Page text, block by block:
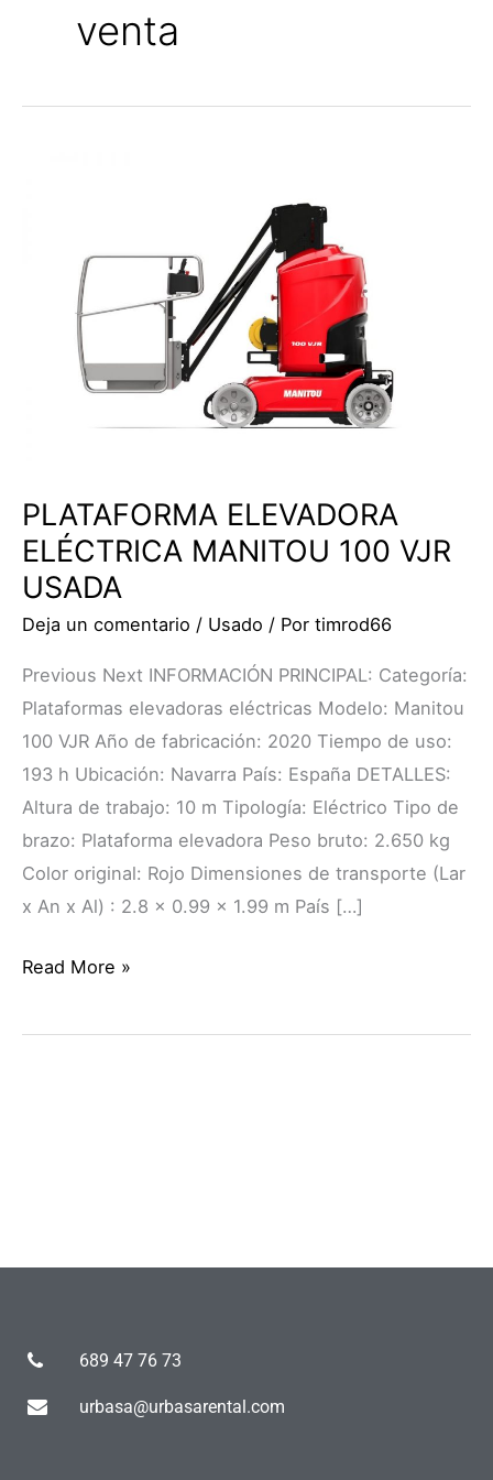
venta
PLATAFORMA ELEVADORA
ELÉCTRICA MANITOU 100 VJR
USADA
Deja un comentario / Usado / Por timrod66
Previous Next INFORMACIÓN PRINCIPAL: Categoría:
Plataformas elevadoras eléctricas Modelo: Manitou
100 VJR Año de fabricación: 2020 Tiempo de uso:
193 h Ubicación: Navarra País: España DETALLES:
Altura de trabajo: 10 m Tipología: Eléctrico Tipo de
brazo: Plataforma elevadora Peso bruto: 2.650 kg
Color original: Rojo Dimensiones de transporte (Lar
x An x Al) : 2.8 x 0.99 x 1.99 m País […]
MANITOU
USADA
Read More »
689 47 76 73
urbasa@urbasarental.com